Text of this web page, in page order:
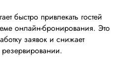
быстро привлекать гостей
онлайн-бронирования. Это
заявок и снижает